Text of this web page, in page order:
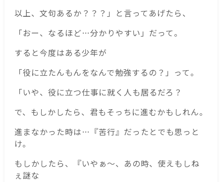
以上、文句あるか？？？」と言ってあげたら、
「おー、なるほど…分かりやすい」だって。
すると今度はある少年が
「役に立たんもんをなんで勉強するの？」って。
「いや、役に立つ仕事に就く人も居るだろ？
で、もしかしたら、君もそっちに進むかもしれん。
進まなかった時は…『苦行』だったとでも思っと
け。
もしかしたら、『いやぁ〜、あの時、使えもしね
ぇ謎な